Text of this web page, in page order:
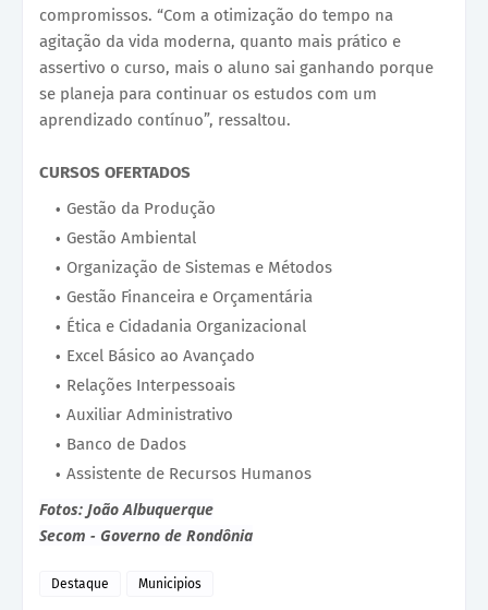
compromissos. “Com a otimização do tempo na
agitação da vida moderna, quanto mais prático e
assertivo o curso, mais o aluno sai ganhando porque
se planeja para continuar os estudos com um
aprendizado contínuo”, ressaltou.
CURSOS OFERTADOS
Gestão da Produção
Gestão Ambiental
Organização de Sistemas e Métodos
Gestão Financeira e Orçamentária
Ética e Cidadania Organizacional
Excel Básico ao Avançado
Relações Interpessoais
Auxiliar Administrativo
Banco de Dados
Assistente de Recursos Humanos
Fotos: João Albuquerque
Secom - Governo de Rondônia
Destaque Municipios